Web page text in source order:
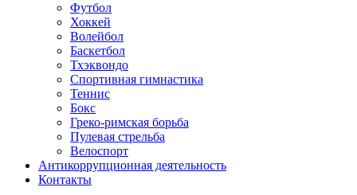
Футбол
Хоккей
Волейбол
Баскетбол
Тхэквондо
Спортивная гимнастика
Теннис
Бокс
Греко-римская борьба
Пулевая стрельба
Велоспорт
Антикоррупционная деятельность
Контакты